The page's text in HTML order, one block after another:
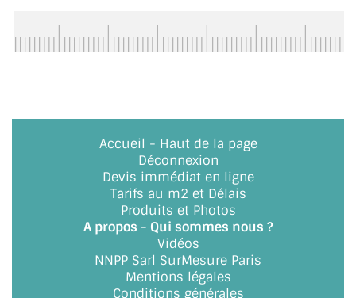
VERRE
CONNECTEURS ET ASSEMBLAGE DE VERRES
PLATS ET CORNIÈRES
LES CHARNIÈRES DE PORTE EN VERRE
BOUTONS ET POIGNÉES
Accueil - Haut de la page
Déconnexion
Devis immédiat en ligne
Tarifs au m2 et Délais
Produits et Photos
A propos - Qui sommes nous ?
Vidéos
NNPP Sarl SurMesure Paris
Mentions légales
Conditions générales